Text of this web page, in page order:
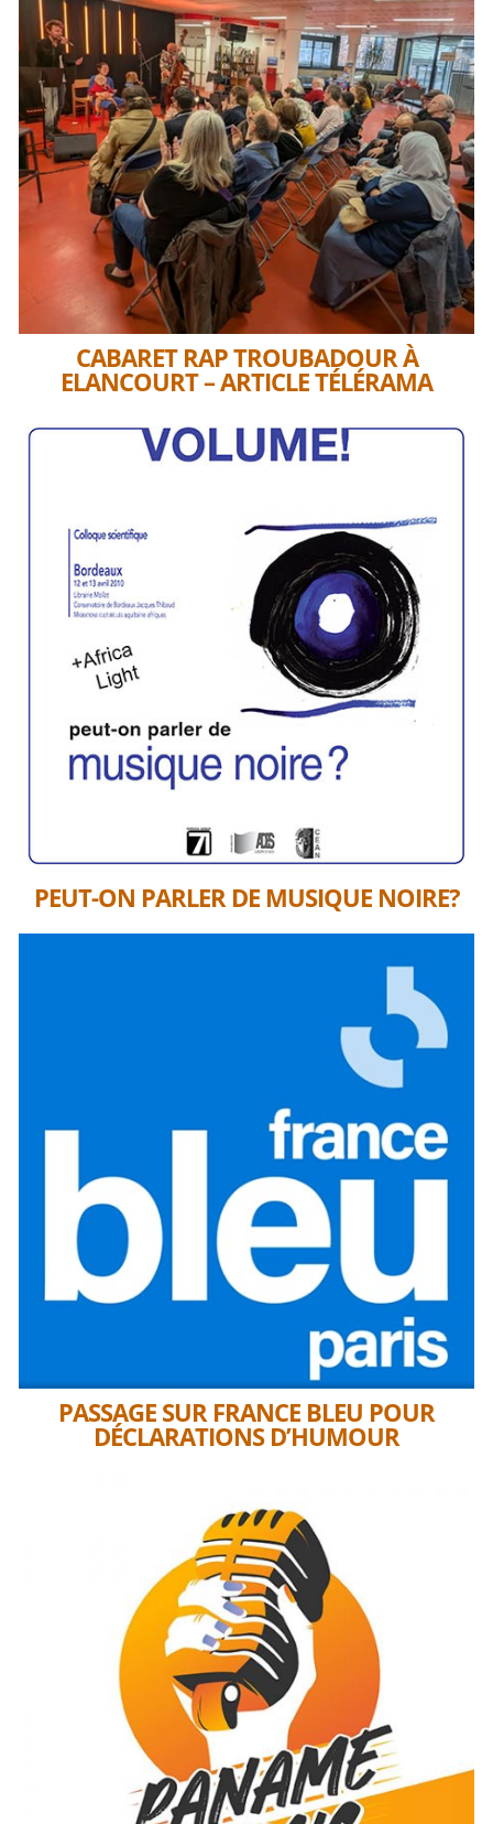
CABARET RAP TROUBADOUR À
ELANCOURT – ARTICLE TÉLÉRAMA
PEUT-ON PARLER DE MUSIQUE NOIRE?
PASSAGE SUR FRANCE BLEU POUR
DÉCLARATIONS D’HUMOUR